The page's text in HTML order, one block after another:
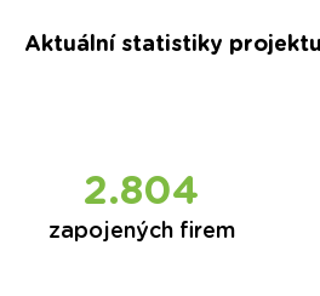
Aktuální statistiky
2.854
zapojených firem